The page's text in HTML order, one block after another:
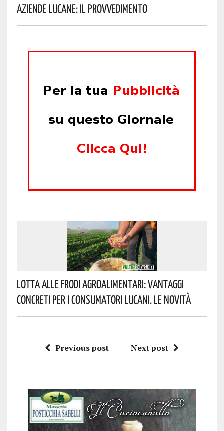
Aziende Lucane: Il Provvedimento
Lotta Alle Frodi Agroalimentari: Vantaggi
Concreti Per I Consumatori Lucani. Le Novità
Previous post Next post